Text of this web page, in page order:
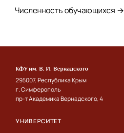
Численность обучающихся →
КФУ им. В. И. Вернадского
295007, Республика Крым
г. Симферополь
пр-т Академика Вернадского, 4
УНИВЕРСИТЕТ